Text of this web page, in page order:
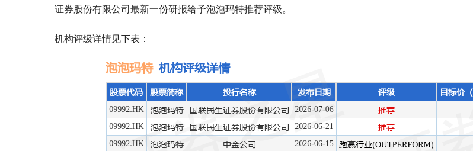
证券股份有限公司最新一份研报给予泡泡玛特推荐评级。
机构评级详情见下表：